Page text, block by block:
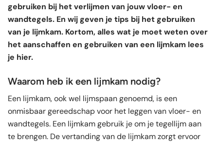
gebruiken bij het verlijmen van jouw vloer- en
wandtegels. En wij geven je tips bij het gebruiken
van je lijmkam. Kortom, alles wat je moet weten over
het aanschaffen en gebruiken van een lijmkam lees
je hier.
Waarom heb ik een lijmkam nodig?
Een lijmkam, ook wel lijmspaan genoemd, is een
onmisbaar gereedschap voor het leggen van vloer- en
wandtegels. Een lijmkam gebruik je om je tegellijm aan
te brengen. De vertanding van de lijmkam zorgt ervoor